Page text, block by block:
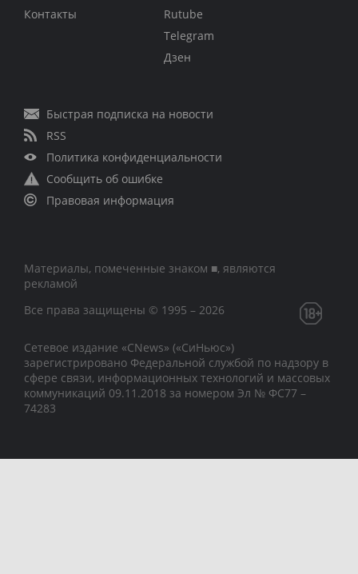
Контакты
Rutube
Telegram
Дзен
Быстрая подписка на новости
RSS
Политика конфиденциальности
Сообщить об ошибке
Правовая информация
Материалы, помеченные знаком ■, являются
рекламой
Все права защищены © 1995 – 2026
Сетевое издание «CNews» («СиНьюс»)
зарегистрировано Федеральной службой по надзору в
сфере связи, информационных технологий и массовых
коммуникаций 09.11.2018 за номером Эл № ФС77 –
74283